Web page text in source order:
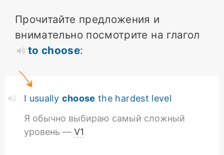
Прочитайте предложения и
внимательно посмотрите на глагол
to choose:
I usually choose the hardest level
Я обычно выбираю самый сложный
уровень — V1